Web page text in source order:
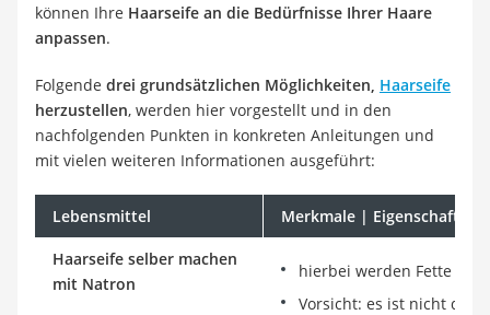
können Ihre Haarseife an die Bedürfnisse Ihrer Haare
anpassen.
Folgende drei grundsätzlichen Möglichkeiten, Haarseife
herzustellen, werden hier vorgestellt und in den
nachfolgenden Punkten in konkreten Anleitungen und
mit vielen weiteren Informationen ausgeführt:
Lebensmittel Merkmale | Eigenschaften
Haarseife selber machen
mit Natron
hierbei werden Fette mit
Vorsicht: es ist nicht das